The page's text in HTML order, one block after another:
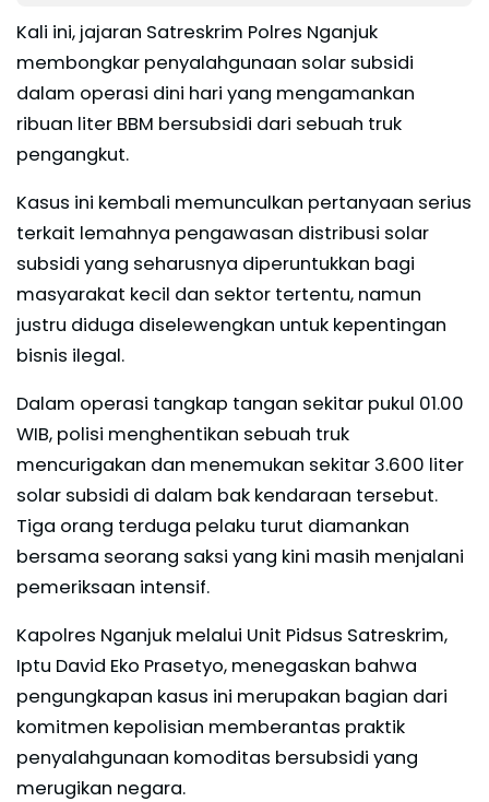
Kali ini, jajaran Satreskrim Polres Nganjuk
membongkar penyalahgunaan solar subsidi
dalam operasi dini hari yang mengamankan
ribuan liter BBM bersubsidi dari sebuah truk
pengangkut.
Kasus ini kembali memunculkan pertanyaan serius
terkait lemahnya pengawasan distribusi solar
subsidi yang seharusnya diperuntukkan bagi
masyarakat kecil dan sektor tertentu, namun
justru diduga diselewengkan untuk kepentingan
bisnis ilegal.
Dalam operasi tangkap tangan sekitar pukul 01.00
WIB, polisi menghentikan sebuah truk
mencurigakan dan menemukan sekitar 3.600 liter
solar subsidi di dalam bak kendaraan tersebut.
Tiga orang terduga pelaku turut diamankan
bersama seorang saksi yang kini masih menjalani
pemeriksaan intensif.
Kapolres Nganjuk melalui Unit Pidsus Satreskrim,
Iptu David Eko Prasetyo, menegaskan bahwa
pengungkapan kasus ini merupakan bagian dari
komitmen kepolisian memberantas praktik
penyalahgunaan komoditas bersubsidi yang
merugikan negara.